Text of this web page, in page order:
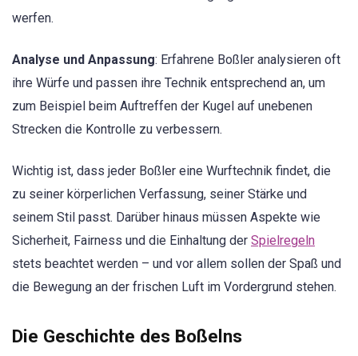
werfen.
Analyse und Anpassung: Erfahrene Boßler analysieren oft
ihre Würfe und passen ihre Technik entsprechend an, um
zum Beispiel beim Auftreffen der Kugel auf unebenen
Strecken die Kontrolle zu verbessern.
Wichtig ist, dass jeder Boßler eine Wurftechnik findet, die
zu seiner körperlichen Verfassung, seiner Stärke und
seinem Stil passt. Darüber hinaus müssen Aspekte wie
Sicherheit, Fairness und die Einhaltung der Spielregeln
stets beachtet werden – und vor allem sollen der Spaß und
die Bewegung an der frischen Luft im Vordergrund stehen.
Die Geschichte des Boßelns